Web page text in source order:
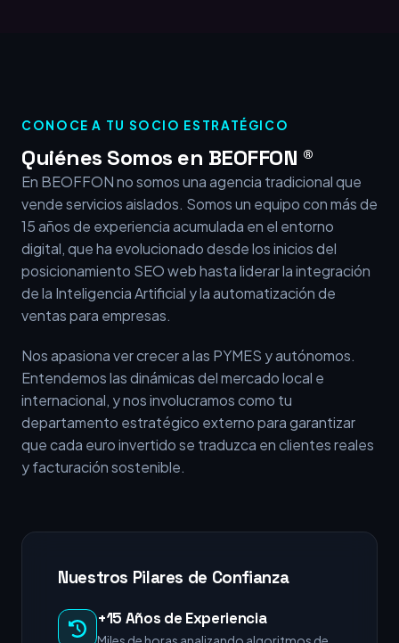
CONOCE A TU SOCIO ESTRATÉGICO
Quiénes Somos en BEOFFON ®
En BEOFFON no somos una agencia tradicional que
vende servicios aislados. Somos un equipo con más de
15 años de experiencia acumulada en el entorno
digital, que ha evolucionado desde los inicios del
posicionamiento SEO web hasta liderar la integración
de la Inteligencia Artificial y la automatización de
ventas para empresas.
Nos apasiona ver crecer a las PYMES y autónomos.
Entendemos las dinámicas del mercado local e
internacional, y nos involucramos como tu
departamento estratégico externo para garantizar
que cada euro invertido se traduzca en clientes reales
y facturación sostenible.
Nuestros Pilares de Confianza
+15 Años de Experiencia